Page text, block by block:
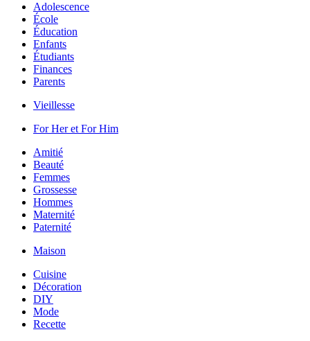
Adolescence
École
Éducation
Enfants
Étudiants
Finances
Parents
Vieillesse
For Her et For Him
Amitié
Beauté
Femmes
Grossesse
Hommes
Maternité
Paternité
Maison
Cuisine
Décoration
DIY
Mode
Recette